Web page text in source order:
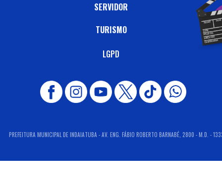
SERVIDOR
TURISMO
LGPD
PREFEITURA MUNICIPAL DE INDAIATUBA - AV. ENG. FÁBIO ROBERTO BARNABÉ, 2800 - M.D. -